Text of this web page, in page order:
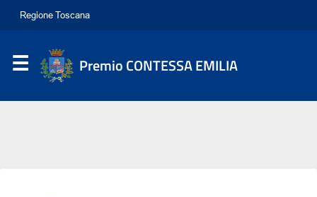
Premio CONTESSA EMILIA